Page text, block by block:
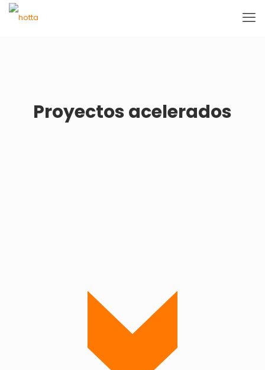
Proyectos acelerados